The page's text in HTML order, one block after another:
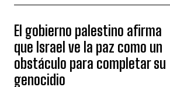
El gobierno palestino afirma
que Israel ve la paz como un
obstáculo para completar su
genocidio